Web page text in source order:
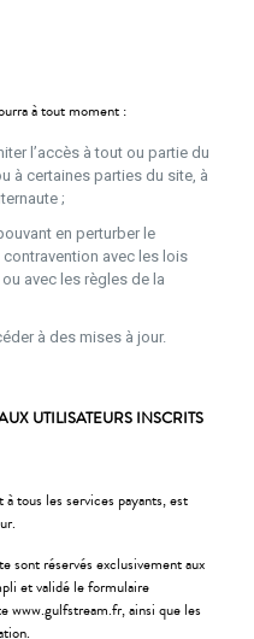
à tout moment :
l’accès à tout ou partie du
à certaines parties du site, à
;
en perturber le
avec les lois
avec les règles de la
à des mises à jour.
UTILISATEURS INSCRITS
tous les services payants, est
sont réservés exclusivement aux
et validé le formulaire
www.gulfstream.fr, ainsi que les